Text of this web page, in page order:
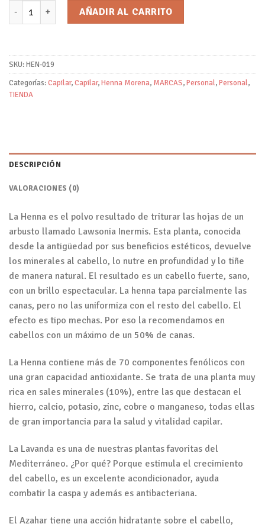
Coloración Vegetal Henna con Infusión de Lavanda y Azahar/
AÑADIR AL CARRITO
SKU:HEN-019
Categorías:Capilar,Capilar,Henna Morena, MARCAS,Personal,Personal,
TIENDA
DESCRIPCIÓN
VALORACIONES (0)
La Henna es el polvo resultado de triturar las hojas de un
arbusto llamado Lawsonia Inermis. Esta planta, conocida
desde la antigüedad por sus beneficios estéticos, devuelve
los minerales al cabello, lo nutre en profundidad y lo tiñe
de manera natural. El resultado es un cabello fuerte, sano,
con un brillo espectacular. La henna tapa parcialmente las
canas, pero no las uniformiza con el resto del cabello. El
efecto es tipo mechas. Por eso la recomendamos en
cabellos con un máximo de un 50% de canas.
La Henna contiene más de 70 componentes fenólicos con
una gran capacidad antioxidante. Se trata de una planta muy
rica en sales minerales (10%), entre las que destacan el
hierro, calcio, potasio, zinc, cobre o manganeso, todas ellas
de gran importancia para la salud y vitalidad capilar.
La Lavanda es una de nuestras plantas favoritas del
Mediterráneo. ¿Por qué? Porque estimula el crecimiento
del cabello, es un excelente acondicionador, ayuda
combatir la caspa y además es antibacteriana.
El Azahar tiene una acción hidratante sobre el cabello,